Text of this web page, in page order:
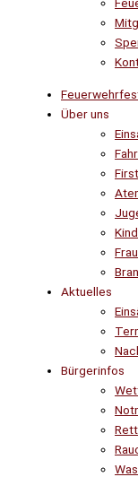
Über uns
Aktuelles
Bürgerinfos